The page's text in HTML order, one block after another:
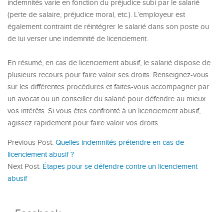
indemnités varie en fonction du préjudice subi par le salarié
(perte de salaire, préjudice moral, etc.). L’employeur est
également contraint de réintégrer le salarié dans son poste ou
de lui verser une indemnité de licenciement.
En résumé, en cas de licenciement abusif, le salarié dispose de
plusieurs recours pour faire valoir ses droits. Renseignez-vous
sur les différentes procédures et faites-vous accompagner par
un avocat ou un conseiller du salarié pour défendre au mieux
vos intérêts. Si vous êtes confronté à un licenciement abusif,
agissez rapidement pour faire valoir vos droits.
Previous Post: Quelles indemnités prétendre en cas de
licenciement abusif ?
Next Post: Étapes pour se défendre contre un licenciement
abusif